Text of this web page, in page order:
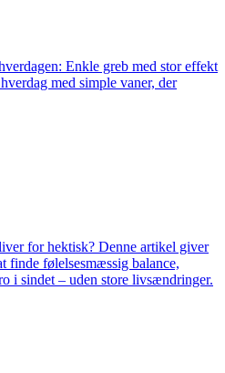
Enkle greb med stor effekt
med simple vaner, der
for hektisk? Denne artikel giver
finde følelsesmæssig balance,
i sindet – uden store livsændringer.